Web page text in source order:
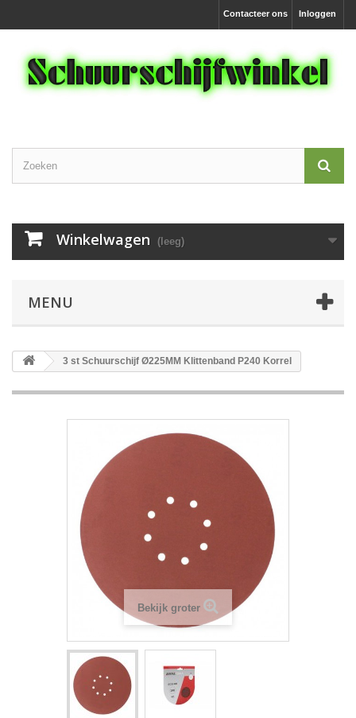
Inloggen
Contacteer ons
Winkelwagen (leeg)
MENU
3 st Schuurschijf Ø225MM Klittenband P240 Korrel
Bekijk groter